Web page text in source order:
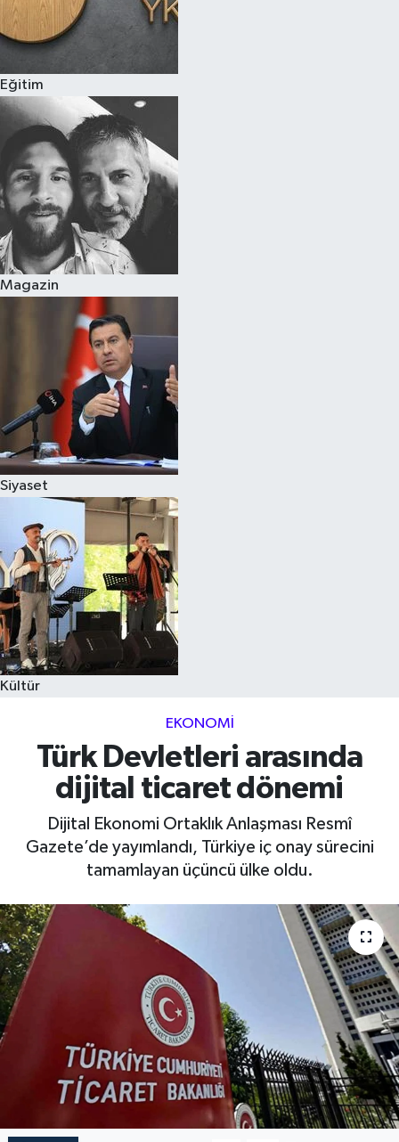
Eğitim
Magazin
Siyaset
Kültür
EKONOMI
Türk Devletleri arasında
dijital ticaret dönemi
Dijital Ekonomi Ortaklık Anlaşması Resmî
Gazete’de yayımlandı, Türkiye iç onay sürecini
tamamlayan üçüncü ülke oldu.